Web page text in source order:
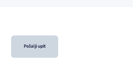
Pošalji upit